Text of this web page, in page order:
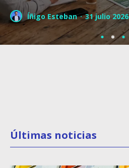
Íñigo Esteban · 31 julio 2026
Últimas noticias